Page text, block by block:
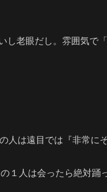
老眼だし。雰囲気で
は遠目では『非常に
１人は会ったら絶対